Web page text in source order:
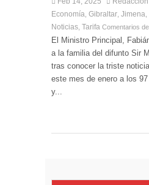
Economía Gibraltar Jimena
Noticias Tarifa Comentarios
El Ministro Principal,
a la familia del difunto Sir
tras conocer la triste
este mes de enero a los
y...